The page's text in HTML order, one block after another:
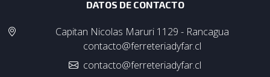
DATOS DE CONTACTO
Capitan Nicolas Maruri 1129 - Rancagua
contacto@ferreteriadyfar.cl
contacto@ferreteriadyfar.cl